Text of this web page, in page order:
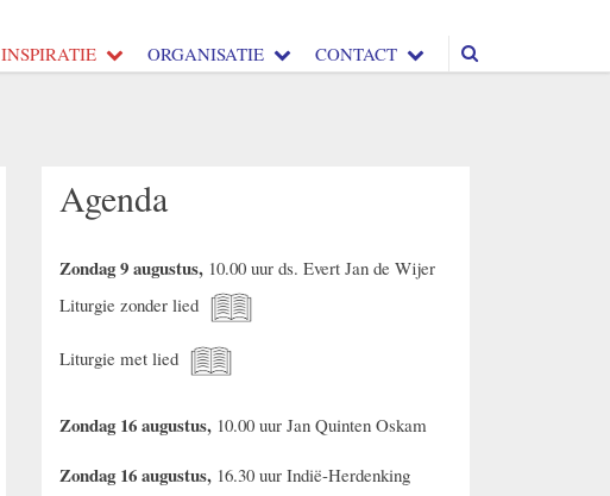
INSPIRATIE ORGANISATIE CONTACT
Agenda
Zondag 9 augustus, 10.00 uur ds. Evert Jan de Wijer
Liturgie zonder lied
Liturgie met lied
Zondag 16 augustus, 10.00 uur Jan Quinten Oskam
Zondag 16 augustus, 16.30 uur Indië-Herdenking